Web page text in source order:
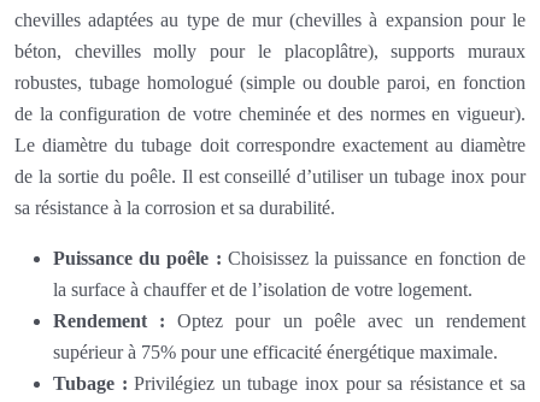
chevilles adaptées au type de mur (chevilles à expansion pour le
béton, chevilles molly pour le placoplâtre), supports muraux
robustes, tubage homologué (simple ou double paroi, en fonction
de la configuration de votre cheminée et des normes en vigueur).
Le diamètre du tubage doit correspondre exactement au diamètre
de la sortie du poêle. Il est conseillé d’utiliser un tubage inox pour
sa résistance à la corrosion et sa durabilité.
Puissance du poêle : Choisissez la puissance en fonction de
la surface à chauffer et de l’isolation de votre logement.
Rendement :Optez pour un poêle avec un rendement
supérieur à 75% pour une efficacité énergétique maximale.
Tubage :Privilégiez un tubage inox pour sa résistance et sa